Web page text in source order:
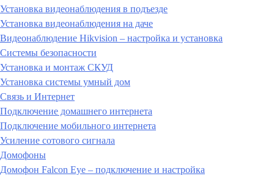
Установка видеонаблюдения в подъезде
Установка видеонаблюдения на даче
Видеонаблюдение Hikvision – настройка и установка
Системы безопасности
Установка и монтаж СКУД
Установка системы умный дом
Связь и Интернет
Подключение домашнего интернета
Подключение мобильного интернета
Усиление сотового сигнала
Домофоны
Домофон Falcon Eye – подключение и настройка